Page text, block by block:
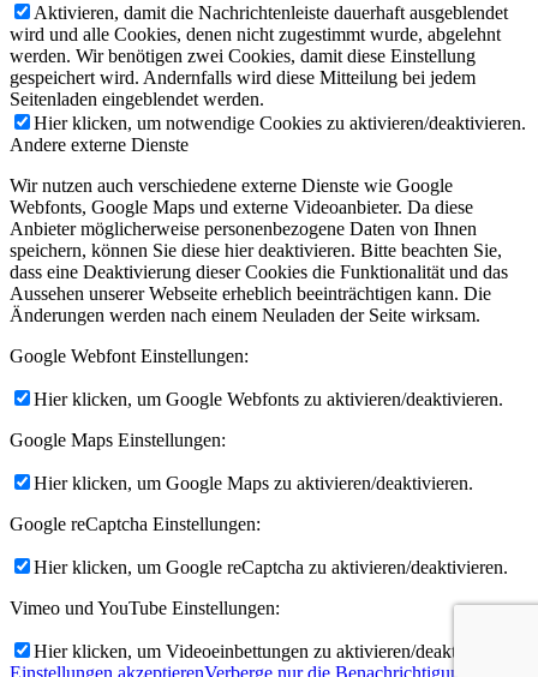
Aktivieren, damit die Nachrichtenleiste dauerhaft ausgeblendet
wird und alle Cookies, denen nicht zugestimmt wurde, abgelehnt
werden. Wir benötigen zwei Cookies, damit diese Einstellung
gespeichert wird. Andernfalls wird diese Mitteilung bei jedem
Seitenladen eingeblendet werden.
Hier klicken, um notwendige Cookies zu aktivieren/deaktivieren.
Andere externe Dienste
Wir nutzen auch verschiedene externe Dienste wie Google
Webfonts, Google Maps und externe Videoanbieter. Da diese
Anbieter möglicherweise personenbezogene Daten von Ihnen
speichern, können Sie diese hier deaktivieren. Bitte beachten Sie,
dass eine Deaktivierung dieser Cookies die Funktionalität und das
Aussehen unserer Webseite erheblich beeinträchtigen kann. Die
Änderungen werden nach einem Neuladen der Seite wirksam.
Google Webfont Einstellungen:
Hier klicken, um Google Webfonts zu aktivieren/deaktivieren.
Google Maps Einstellungen:
Hier klicken, um Google Maps zu aktivieren/deaktivieren.
Google reCaptcha Einstellungen:
Hier klicken, um Google reCaptcha zu aktivieren/deaktivieren.
Vimeo und YouTube Einstellungen:
Hier klicken, um Videoeinbettungen zu aktivieren/deaktivieren.
Einstellungen akzeptierenVerberge nur die Benachrichtigung